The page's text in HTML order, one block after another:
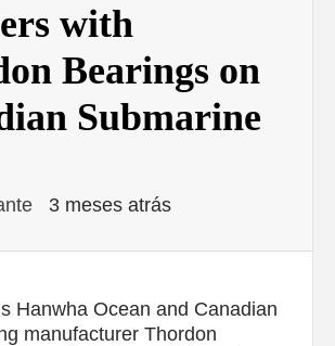
with
Bearings on
Submarine
3 meses atrás
Hanwha Ocean and Canadian
manufacturer Thordon